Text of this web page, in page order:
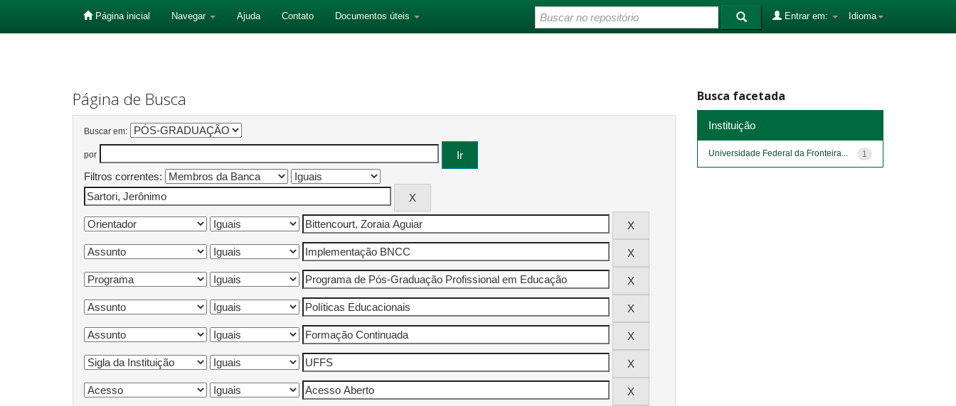
Página inicial Navegar Ajuda Contato Documentos úteis Idioma
Entrar em:
Página de Busca
Buscar em:
por
Filtros correntes:
Busca facetada
Instituição
1
Universidade Federal da Fronteira...